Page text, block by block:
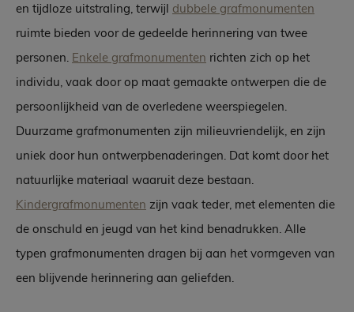
en tijdloze uitstraling, terwijl dubbele grafmonumenten
ruimte bieden voor de gedeelde herinnering van twee
personen. Enkele grafmonumenten richten zich op het
individu, vaak door op maat gemaakte ontwerpen die de
persoonlijkheid van de overledene weerspiegelen.
Duurzame grafmonumenten zijn milieuvriendelijk, en zijn
uniek door hun ontwerpbenaderingen. Dat komt door het
natuurlijke materiaal waaruit deze bestaan.
Kindergrafmonumenten zijn vaak teder, met elementen die
de onschuld en jeugd van het kind benadrukken. Alle
typen grafmonumenten dragen bij aan het vormgeven van
een blijvende herinnering aan geliefden.